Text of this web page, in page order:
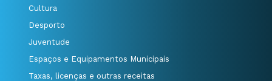
Cultura
Desporto
Juventude
Espaços e Equipamentos Municipais
Taxas, licenças e outras receitas